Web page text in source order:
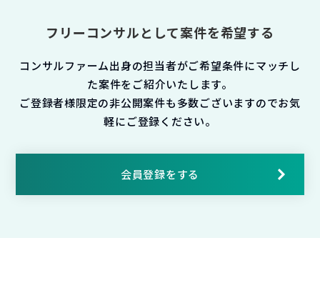
フリーコンサルとして案件を希望する
コンサルファーム出身の担当者がご希望条件にマッチし
た案件をご紹介いたします。
ご登録者様限定の非公開案件も多数ございますのでお気
軽にご登録ください。
会員登録をする